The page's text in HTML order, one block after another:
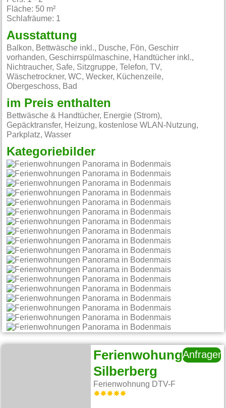
Fläche: 50 m²
Schlafräume: 1
Ausstattung
Balkon, Bettwäsche inkl., Dusche, Fön, Geschirr
vorhanden, Geschirrspülmaschine, Handtücher inkl.,
Nichtraucher, Safe, Sitzgruppe, Telefon, TV,
Wäschetrockner, WC, Wecker, Küchenzeile,
Obergeschoss, Bad
im Preis enthalten
Bettwäsche & Handtücher, Energie (Strom),
Gepäcktransfer, Heizung, kostenlose WLAN-Nutzung,
Parkplatz, Wasser
Kategoriebilder
Ferienwohung
Silberberg
Ferienwohnung DTV-F
Anfragen